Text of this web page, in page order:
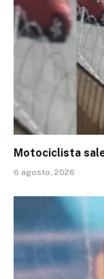
Motociclista
6 agosto, 2026